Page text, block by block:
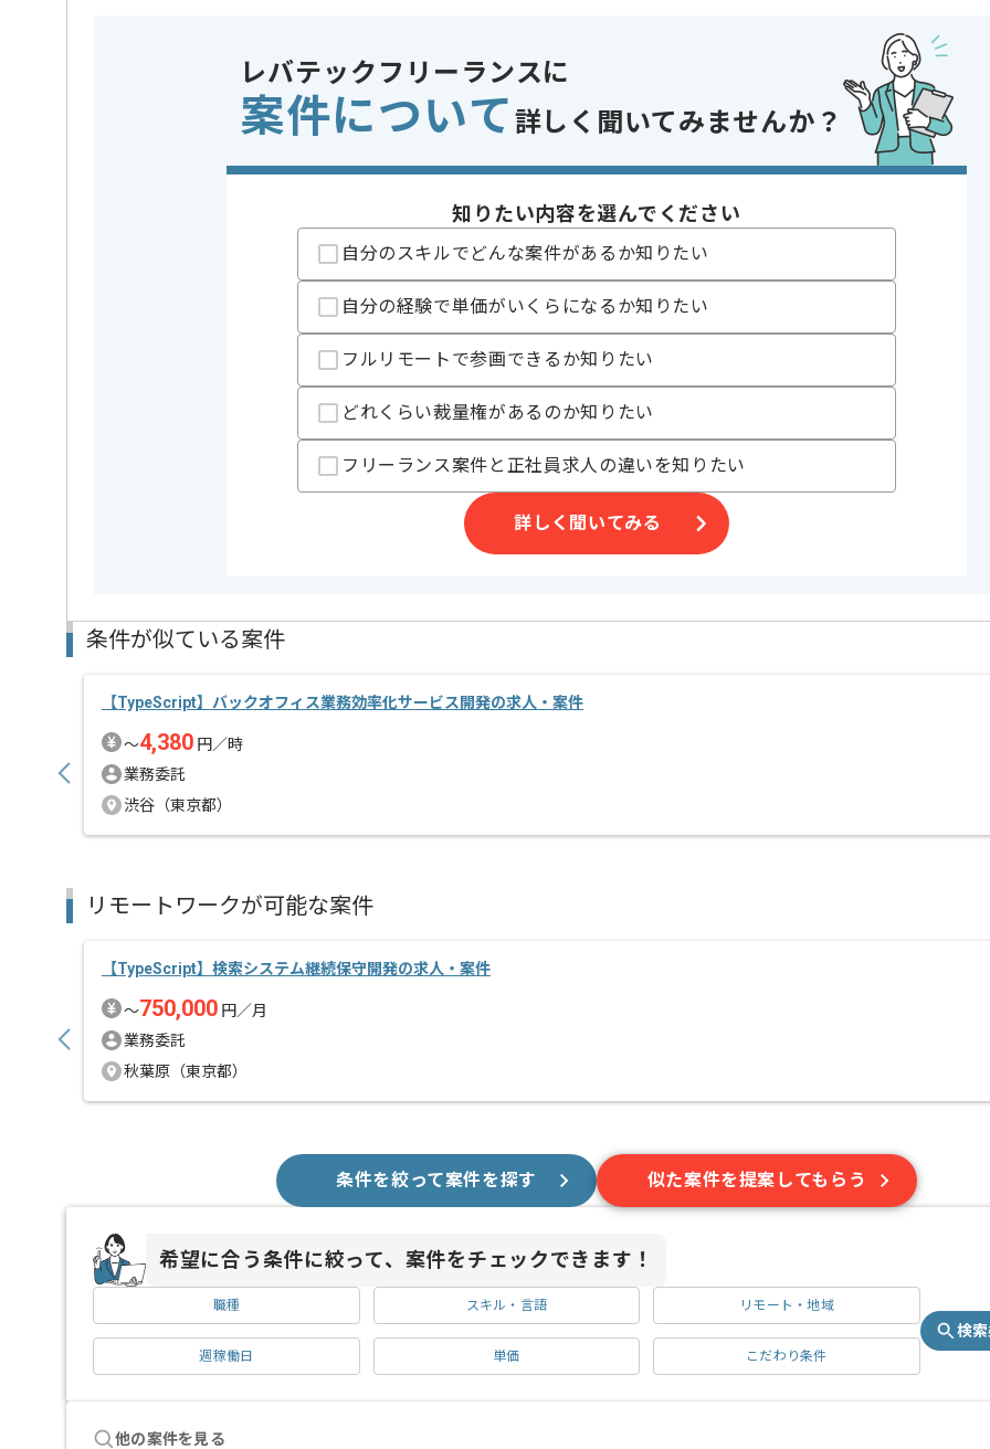
歓迎スキル
-堅牢性
-スケーラビリティ
-テスタビリティ
・ Webサービスやアプリの運用経験
・金融や会計システム領域における開発経験
※上記に似た経験やスキルをお持ちであれば申し込み可能なケースもございます！まずはお気軽にご相談ください！
フレームワーク
業務内容
新規開発 , システム開発
外国語を活かす
精算条件
有
支払いサイト
現場で切磋琢磨しながらご自身のスキルアップを図ることが可能です。
ハイレベルな環境の中で、様々なことが学べます。
レバテックフリーランスに
案件について 詳しく聞いてみませんか？
知りたい内容を選んでください
自分のスキルでどんな案件があるか知りたい
自分の経験で単価がいくらになるか知りたい
フルリモートで参画できるか知りたい
どれくらい裁量権があるのか知りたい
フリーランス案件と正社員求人の違いを知りたい
詳しく聞いてみる
条件が似ている案件
【TypeScript】バックオフィス業務効率化サービス開発の求人・案件
〜4,380 円／時
業務委託
渋谷（東京都）
リモートワークが可能な案件
【TypeScript】検索システム継続保守開発の求人・案件
〜750,000 円／月
業務委託
秋葉原（東京都）
条件を絞って案件を探す 似た案件を提案してもらう
希望に合う条件に絞って、案件をチェックできます！
職種 スキル・言語 リモート・地域
週稼働日 単価 こだわり条件
検
他の案件を見る